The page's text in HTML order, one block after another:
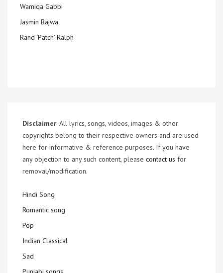
Wamiqa Gabbi
Jasmin Bajwa
Rand ‘Patch’ Ralph
Disclaimer: All lyrics, songs, videos, images & other
copyrights belong to their respective owners and are used
here for informative & reference purposes. If you have
any objection to any such content, please contact us for
removal/modification.
Hindi Song
Romantic song
Pop
Indian Classical
Sad